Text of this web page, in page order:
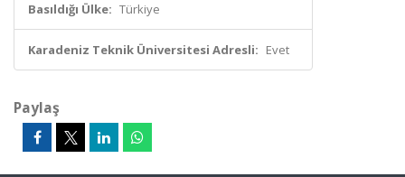
Basıldığı Ülke: Türkiye
Karadeniz Teknik Üniversitesi Adresli: Evet
Paylaş